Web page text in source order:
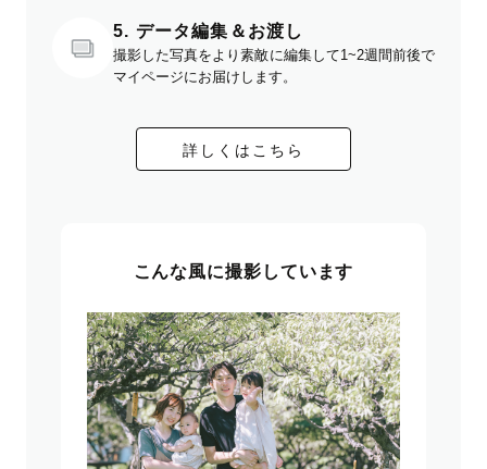
5. データ編集＆お渡し
撮影した写真をより素敵に編集して1~2週間前後で
マイページにお届けします。
詳しくはこちら
こんな風に撮影しています